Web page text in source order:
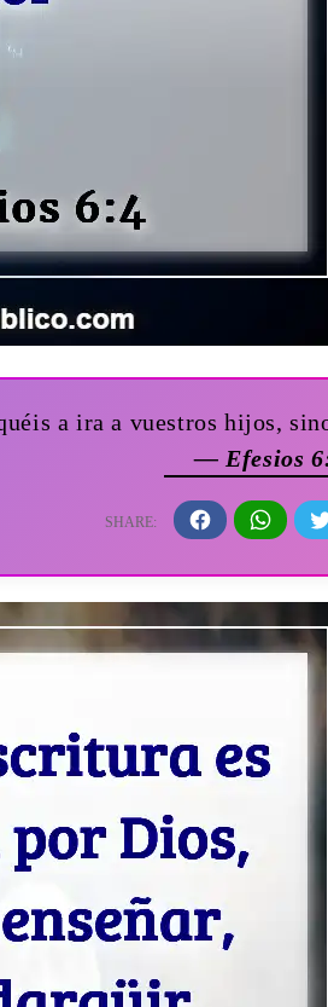
a ira a vuestros hijos,
— Efesios